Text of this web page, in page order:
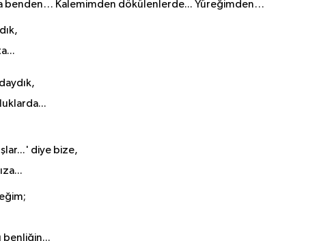
benden… Kalemimden dökülenlerde... Yüreğimden…
diye bize,
benliğin...